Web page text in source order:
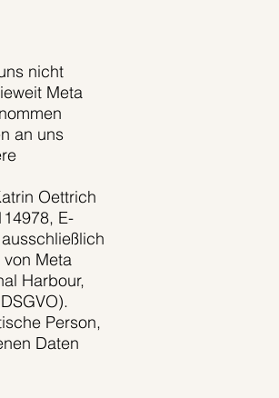
nicht
Meta
an uns
Oettrich
E-
Meta
Harbour,
Person,
Daten